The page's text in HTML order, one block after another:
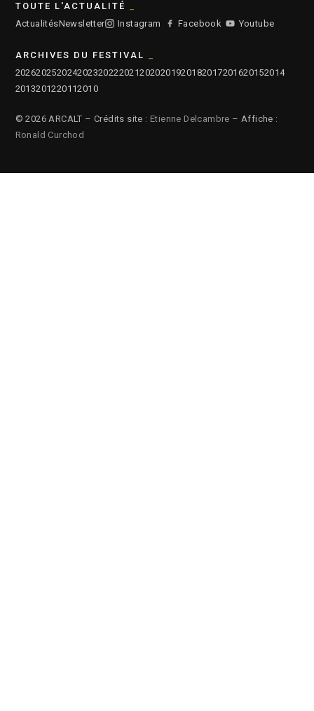
TOUTE L'ACTUALITÉ
ActualitésNewsletter Instagram Facebook Youtube
ARCHIVES DU FESTIVAL
2026202520242023202220212020201920182017201620152014
2013201220112010
© 2026 ARCALT – Crédits site : Etienne Delcambre – Affiche :
Ronald Curchod